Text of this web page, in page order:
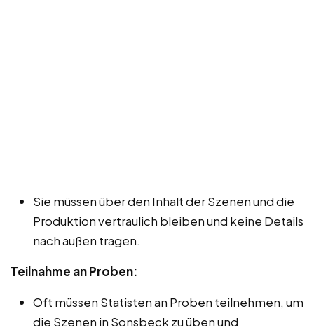
Sie müssen über den Inhalt der Szenen und die
Produktion vertraulich bleiben und keine Details
nach außen tragen.
Teilnahme an Proben:
Oft müssen Statisten an Proben teilnehmen, um
die Szenen in Sonsbeck zu üben und